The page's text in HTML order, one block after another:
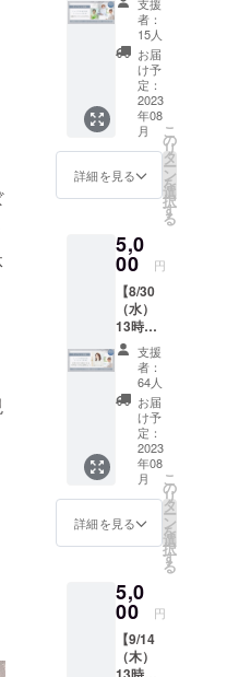
デアで終わ
らせない具
体的な戦略
立案・実行
力により、
1,000を超え
ディングの
けてきた。
現在では、
生き方・
キャリアの
領域にもブ
ランディン
グを展開す
るととも
に、宿泊機
能付きワ―
ケーション
＆交流ス
ペース
「ヒュッゲ
Hostel&Work
space」の建
設・運営に
向け奔走し
送りし
ます。
▼設備
につい
【ワー
ク棟】
・Free
プロ
ジェク
リーン
・ホワ
イト
ボード
・トイ
レ ・会
議室 (最
大6人)
・個室
ブース
・エア
コン
月ある
テーマ
（絶対
的な正
解のな
い問い
ex.「ど
れくら
いのお
金があ
か？」
）を掲
げて、
対話を
通して
自分の
意見を
広げ深
めると
いうマ
ニアッ
クな企
（笑）
を＜3ヶ
のオン
ライン
ご用意
しまし
た。
ジャッ
ジのな
拠点生
活を選
ぶの
かー コ
ピーラ
イター
渡辺潤
平さん×
プロ
ジェク
央さん
×irodori
彩 ＜開
催日時
＞ 2023
年8月17
（木）
13:00〜
15:00 ※
オンラ
イン配
信のみ
（アー
カイブ
配信あ
イベン
ト詳細
＞ 最前
線でご
活躍さ
ヒュッ
ゲの森
誕生秘
話トー
ショー
第1弾＜
オンラ
イン配
信＞ 一
級建築
コー
ディ
ネータ
大塚彬
子
×irodori
Brandin
gアート
ディレ
クター
安間祥
×irodori
Brandin
g代表村
本彩 ＜
イベン
ゲの森
建物ブ
ディン
グ＆デ
支援
者：
15人
お届
け予
定：
2023
年08
月
詳細を見る
こ
の
リ
タ
ー
ン
を
選
択
す
る
5,0
00 円
【8/30
（水）
13時】
ヒュッ
ゲの森
誕生秘
話トー
ショー
第2弾
（オン
ライン
配信）
（株）
コア
表取締
役 山田
眞佑里
さん
×irodori
支援
者：
64人
お届
け予
定：
2023
年08
月
詳細を見る
こ
の
リ
タ
ー
ン
を
選
択
す
る
5,0
00 円
【9/14
（木）